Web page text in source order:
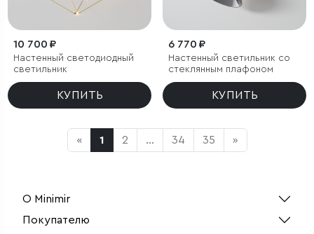
10 700 ₽
Настенный светодиодный
светильник
КУПИТЬ
6 770 ₽
Настенный светильник со
стеклянным плафоном
КУПИТЬ
« 1 2 ... 34 35 »
О Minimir
Покупателю